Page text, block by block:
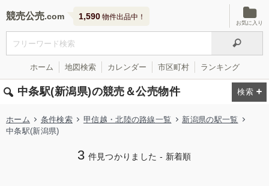
競売公売 1,590 物件出品中！
お気に入り
ホーム 地図検索 カレンダー 市区町村 ランキング
中条駅(新潟県)の競売＆公売物件
ホーム 条件検索 甲信越・北陸の路線一覧
新潟県の駅一覧
中条駅(新潟県)
3 件見つかりました - 新着順